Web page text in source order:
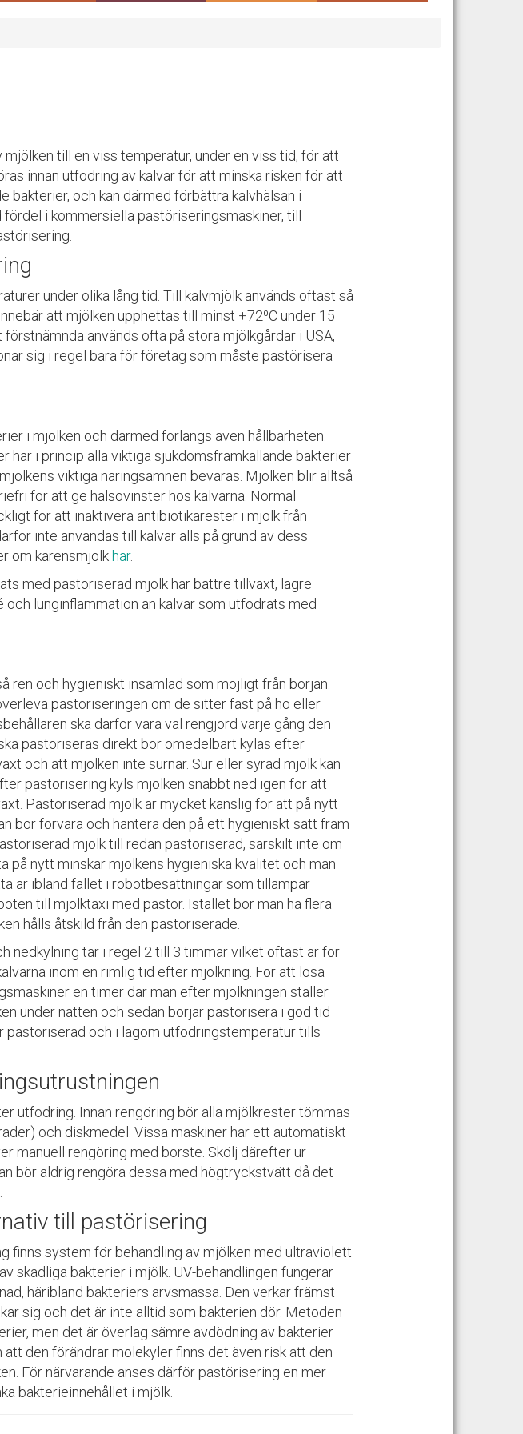
mjölken till en viss temperatur, under en viss tid, för att
innan utfodring av kalvar för att minska risken för att
bakterier, och kan därmed förbättra kalvhälsan i
i kommersiella pastöriseringsmaskiner, till
under olika lång tid. Till kalvmjölk används oftast så
att mjölken upphettas till minst +72⁰C under 15
förstnämnda används ofta på stora mjölkgårdar i USA,
sig i regel bara för företag som måste pastörisera
i mjölken och därmed förlängs även hållbarheten.
har i princip alla viktiga sjukdomsframkallande bakterier
viktiga näringsämnen bevaras. Mjölken blir alltså
för att ge hälsovinster hos kalvarna. Normal
för att inaktivera antibiotikarester i mjölk från
inte användas till kalvar alls på grund av dess
om karensmjölk här.
med pastöriserad mjölk har bättre tillväxt, lägre
lunginflammation än kalvar som utfodrats med
ren och hygieniskt insamlad som möjligt från början.
pastöriseringen om de sitter fast på hö eller
ska därför vara väl rengjord varje gång den
pastöriseras direkt bör omedelbart kylas efter
och att mjölken inte surnar. Sur eller syrad mjölk kan
pastörisering kyls mjölken snabbt ned igen för att
Pastöriserad mjölk är mycket känslig för att på nytt
bör förvara och hantera den på ett hygieniskt sätt fram
mjölk till redan pastöriserad, särskilt inte om
på nytt minskar mjölkens hygieniska kvalitet och man
är ibland fallet i robotbesättningar som tillämpar
till mjölktaxi med pastör. Istället bör man ha flera
hålls åtskild från den pastöriserade.
nedkylning tar i regel 2 till 3 timmar vilket oftast är för
inom en rimlig tid efter mjölkning. För att lösa
en timer där man efter mjölkningen ställer
under natten och sedan börjar pastörisera i god tid
pastöriserad och i lagom utfodringstemperatur tills
utfodring. Innan rengöring bör alla mjölkrester tömmas
och diskmedel. Vissa maskiner har ett automatiskt
manuell rengöring med borste. Skölj därefter ur
bör aldrig rengöra dessa med högtryckstvätt då det
till pastörisering
finns system för behandling av mjölken med ultraviolett
skadliga bakterier i mjölk. UV-behandlingen fungerar
häribland bakteriers arvsmassa . Den verkar främst
sig och det är inte alltid som bakterien dör. Metoden
men det är överlag sämre avdödning av bakterier
att den förändrar molekyler finns det även risk att den
För närvarande anses därför pastörisering en mer
bakterieinnehållet i mjölk.